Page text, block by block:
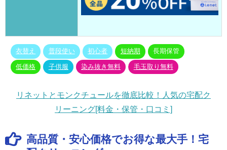
衣替え 普段使い 初心者 短納期 長期保管
低価格 子供服 染み抜き無料 毛玉取り無料
リネットとモンクチュールを徹底比較！人気の宅配ク
リーニング[料金・保管・口コミ]
高品質・安心価格でお得な最大手！宅